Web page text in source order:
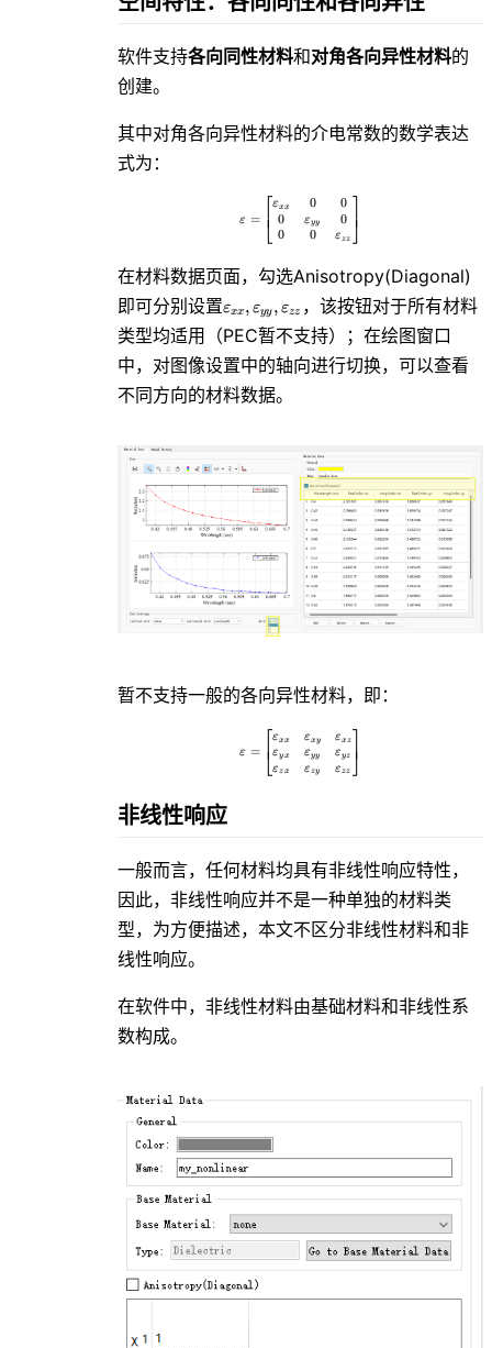
软件支持各向同性材料和对角各向异性材料的
创建。
其中对角各向异性材料的介电常数的数学表达
式为：
\varepsilon = \left[
ε = ⎣
⎢⎡εxx
0
0
0
εyy
0
0
0
εzz ⎦⎥
⎤
在材料数据页面，勾选Anisotropy(Diagonal)
即可分别设置\varepsilon_{xx},
\varepsilon_{yy},
\varepsilon_{zz}
εxx , εyy , εzz ，该按钮对于所有材料
类型均适用（PEC暂不支持）；在绘图窗口
中，对图像设置中的轴向进行切换，可以查看
不同方向的材料数据。
暂不支持一般的各向异性材料，即：
\varepsilon = \left[
ε = ⎣
⎢⎡εxx
εyx
εzx
εxy
εyy
εzy
εxz
εyz
εzz ⎦⎥
⎤
非线性响应
一般而言，任何材料均具有非线性响应特性，
因此，非线性响应并不是一种单独的材料类
型，为方便描述，本文不区分非线性材料和非
线性响应。
在软件中，非线性材料由基础材料和非线性系
数构成。